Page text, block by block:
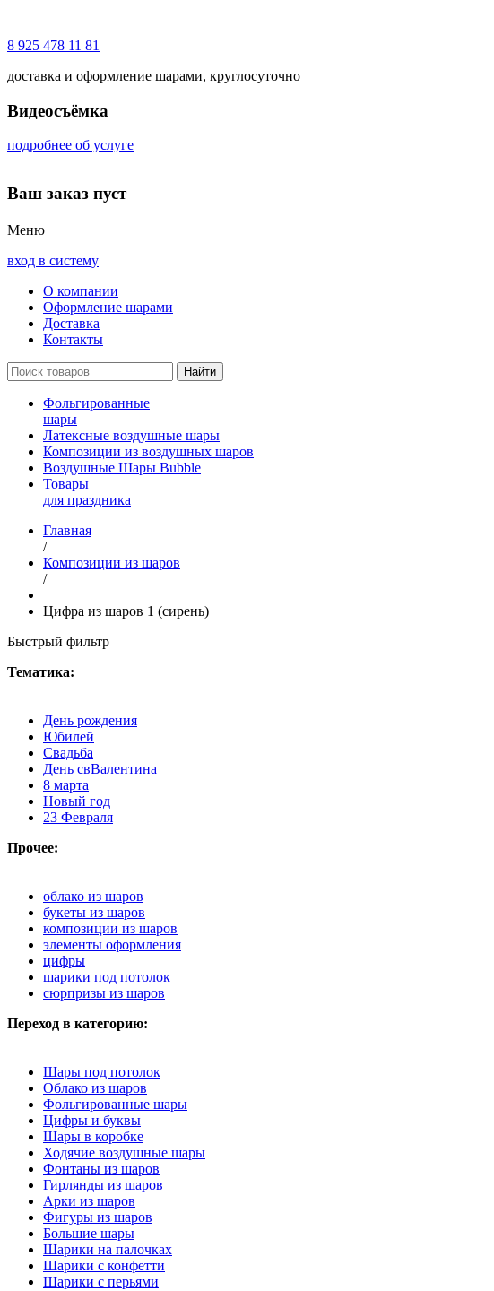
8 925 478 11 81
доставка и оформление шарами, круглосуточно
Видеосъёмка
подробнее об услуге
Ваш заказ пуст
Меню
вход в систему
О компании
Оформление шарами
Доставка
Контакты
Фольгированные
шары
Латексные воздушные шары
Композиции из воздушных шаров
Воздушные Шары Bubble
Товары
для праздника
Главная
/
Композиции из шаров
/
Цифра из шаров 1 (сирень)
Быстрый фильтр
Тематика:
День рождения
Юбилей
Свадьба
День свВалентина
8 марта
Новый год
23 Февраля
Прочее:
облако из шаров
букеты из шаров
композиции из шаров
элементы оформления
цифры
шарики под потолок
сюрпризы из шаров
Переход в категорию:
Шары под потолок
Облако из шаров
Фольгированные шары
Цифры и буквы
Шары в коробке
Ходячие воздушные шары
Фонтаны из шаров
Гирлянды из шаров
Арки из шаров
Фигуры из шаров
Большие шары
Шарики на палочках
Шарики с конфетти
Шарики с перьями